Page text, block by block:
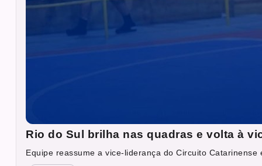
Rio do Sul brilha nas quadras e volta à
Equipe reassume a vice-liderança do Circuito Catarinense